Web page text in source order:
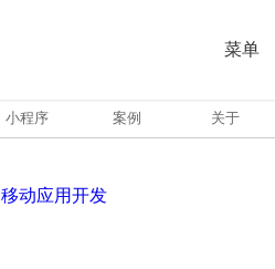
菜单
小程序 案例 关于
移动应用开发